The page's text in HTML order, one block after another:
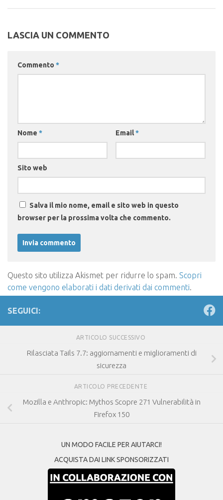
LASCIA UN COMMENTO
Commento *
Nome * Email*
Sito web
Salva il mio nome, email e sito web in questo
browser per la prossima volta che commento.
Questo sito utilizza Akismet per ridurre lo spam. Scopri
come vengono elaborati i dati derivati dai commenti.
SEGUICI:
ARTICOLO SUCCESSIVO
Rilasciata Tails 7.7: aggiornamenti e miglioramenti di
sicurezza
ARTICOLO PRECEDENTE
Mozilla e Anthropic: Mythos Scopre 271 Vulnerabilità in
Firefox 150
UN MODO FACILE PER AIUTARCI!
ACQUISTA DAI LINK SPONSORIZZATI